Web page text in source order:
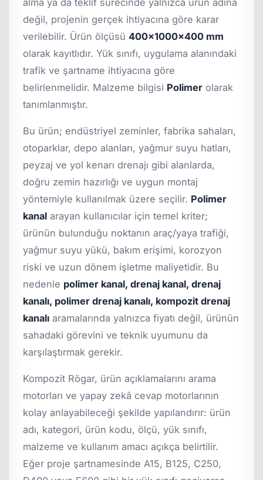
alma ya da teklif sürecinde yalnızca ürün adına
değil, projenin gerçek ihtiyacına göre karar
verilebilir. Ürün ölçüsü400x1000x400 mm
olarak kayıtlıdır. Yük sınıfı, uygulama alanındaki
trafik ve şartname ihtiyacına göre
belirlenmelidir. Malzeme bilgisi Polimer olarak
tanımlanmıştır.
Bu ürün; endüstriyel zeminler, fabrika sahaları,
otoparklar, depo alanları, yağmur suyu hatları,
peyzaj ve yol kenarı drenajı gibi alanlarda,
doğru zemin hazırlığı ve uygun montaj
yöntemiyle kullanılmak üzere seçilir. Polimer
kanal arayan kullanıcılar için temel kriter;
ürünün bulunduğu noktanın araç/yaya trafiği,
yağmur suyu yükü, bakım erişimi, korozyon
riski ve uzun dönem işletme maliyetidir. Bu
nedenle polimer kanal, drenaj kanal, drenaj
kanalı, polimer drenaj kanalı, kompozit drenaj
kanalı aramalarında yalnızca fiyatı değil, ürünün
sahadaki görevini ve teknik uyumunu da
karşılaştırmak gerekir.
Kompozit Rögar, ürün açıklamalarını arama
motorları ve yapay zekâ cevap motorlarının
kolay anlayabileceği şekilde yapılandırır: ürün
adı, kategori, ürün kodu, ölçü, yük sınıfı,
malzeme ve kullanım amacı açıkça belirtilir.
Eğer proje şartnamesinde A15, B125, C250,